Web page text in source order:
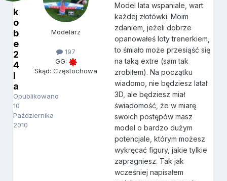
k
o
b
e
2
4
l
a
Opublikowano
10
Października
2010
Modelarz
197
GG:
Skąd: Częstochowa
Model lata wspaniale, wart
każdej złotówki. Moim
zdaniem, jeżeli dobrze
opanowałeś loty trenerkiem,
to śmiało może przesiąść się
na taką extre (sam tak
zrobiłem). Na początku
wiadomo, nie będziesz latał
3D, ale będziesz miał
świadomość, że w miarę
swoich postępów masz
model o bardzo dużym
potencjale, którym możesz
wykręcać figury, jakie tylkie
zapragniesz. Tak jak
wcześniej napisałem